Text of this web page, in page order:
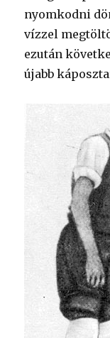
nyomkodni
vízzel
ezután
újabb